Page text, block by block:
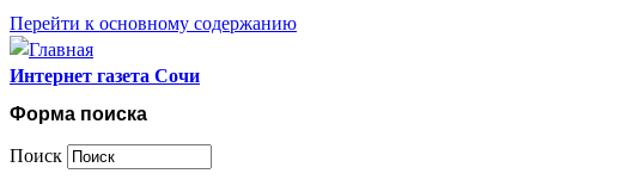
Перейти к основному содержанию
Интернет газета Сочи
Форма поиска
Поиск